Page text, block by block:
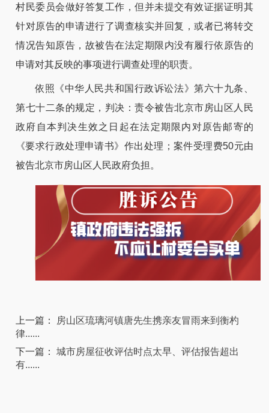
村民委员会做好答复工作，但并未提交有效证据证明其
针对原告的申请进行了调查核实并回复，或者已将转交
情况告知原告，故被告在法定期限内没有履行依原告的
申请对其反映的事项进行调查处理的职责。
依照《中华人民共和国行政诉讼法》第六十九条、
第七十二条的规定，判决：责令被告北京市房山区人民
政府自本判决生效之日起在法定期限内对原告邮寄的
《要求行政处理申请书》作出处理；案件受理费50元由
被告北京市房山区人民政府负担。
上一篇：
房山区琉璃河镇唐先生携亲友冒雨来到衡杓
律......
下一篇：
城市房屋征收评估时点太早、评估报告超出
有......